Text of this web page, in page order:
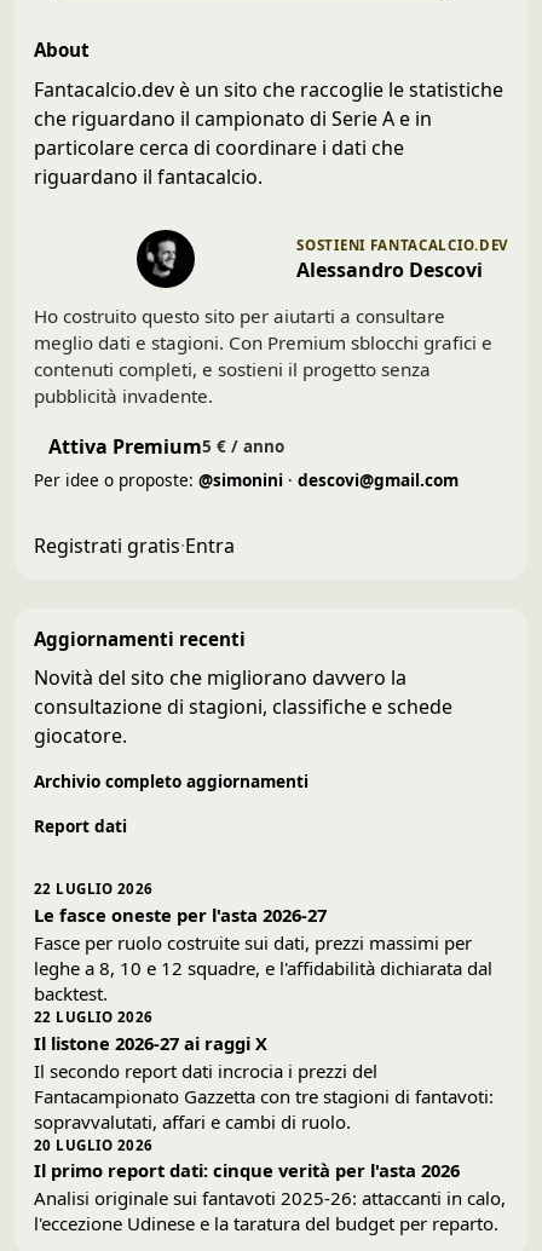
About
Fantacalcio.dev è un sito che raccoglie le statistiche
che riguardano il campionato di Serie A e in
particolare cerca di coordinare i dati che
riguardano il fantacalcio.
SOSTIENI FANTACALCIO.DEV
Alessandro Descovi
Ho costruito questo sito per aiutarti a consultare
meglio dati e stagioni. Con Premium sblocchi grafici e
contenuti completi, e sostieni il progetto senza
pubblicità invadente.
Attiva Premium5 € / anno
Per idee o proposte: @simonini · descovi@gmail.com
Registrati gratis·Entra
Aggiornamenti recenti
Novità del sito che migliorano davvero la
consultazione di stagioni, classifiche e schede
giocatore.
Archivio completo aggiornamenti
Report dati
22 LUGLIO 2026
Le fasce oneste per l'asta 2026-27
Fasce per ruolo costruite sui dati, prezzi massimi per
leghe a 8, 10 e 12 squadre, e l'affidabilità dichiarata dal
backtest.
22 LUGLIO 2026
Il listone 2026-27 ai raggi X
Il secondo report dati incrocia i prezzi del
Fantacampionato Gazzetta con tre stagioni di fantavoti:
sopravvalutati, affari e cambi di ruolo.
20 LUGLIO 2026
Il primo report dati: cinque verità per l'asta 2026
Analisi originale sui fantavoti 2025-26: attaccanti in calo,
l'eccezione Udinese e la taratura del budget per reparto.